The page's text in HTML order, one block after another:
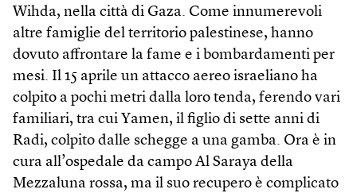
Wihda, nella città di Gaza. Come innumerevoli
altre famiglie del territorio palestinese, hanno
dovuto affrontare la fame e i bombardamenti per
mesi. Il 15 aprile un attacco aereo israeliano ha
colpito a pochi metri dalla loro tenda, ferendo vari
familiari, tra cui Yamen, il figlio di sette anni di
Radi, colpito dalle schegge a una gamba. Ora è in
cura all’ospedale da campo Al Saraya della
Mezzaluna rossa, ma il suo recupero è complicato